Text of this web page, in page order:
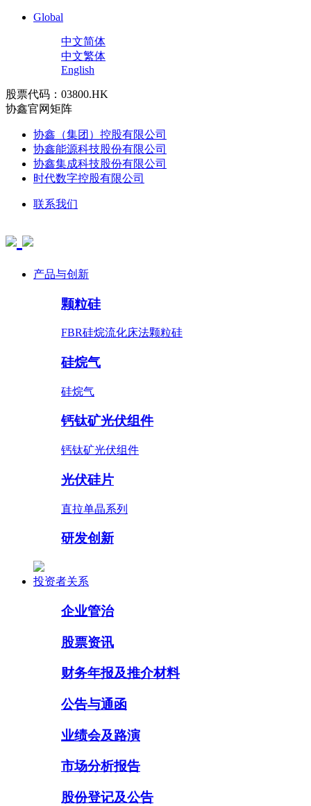
Global
中文简体
中文繁体
English
股票代码：03800.HK
协鑫官网矩阵
协鑫（集团）控股有限公司
协鑫能源科技股份有限公司
协鑫集成科技股份有限公司
时代数字控股有限公司
联系我们
产品与创新
颗粒硅
FBR硅烷流化床法颗粒硅
硅烷气
硅烷气
钙钛矿光伏组件
钙钛矿光伏组件
光伏硅片
直拉单晶系列
研发创新
投资者关系
企业管治
股票资讯
财务年报及推介材料
公告与通函
业绩会及路演
市场分析报告
股份登记及公告